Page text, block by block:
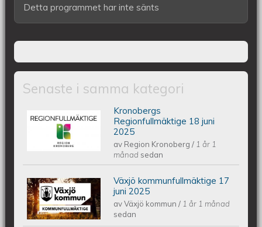
Detta programmet har inte sänts
Senaste i samma kategori
Kronobergs regionfullmäktige 18 juni
2025
Kronobergs
Regionfullmäktige 18 juni
2025
av Region Kronoberg/ 1 år 1
månad sedan
Växjös kommunfullmäktige 17 juni
2025
Växjö kommunfullmäktige 17
juni 2025
avVäxjö kommun/ 1 år 1 månad
sedan